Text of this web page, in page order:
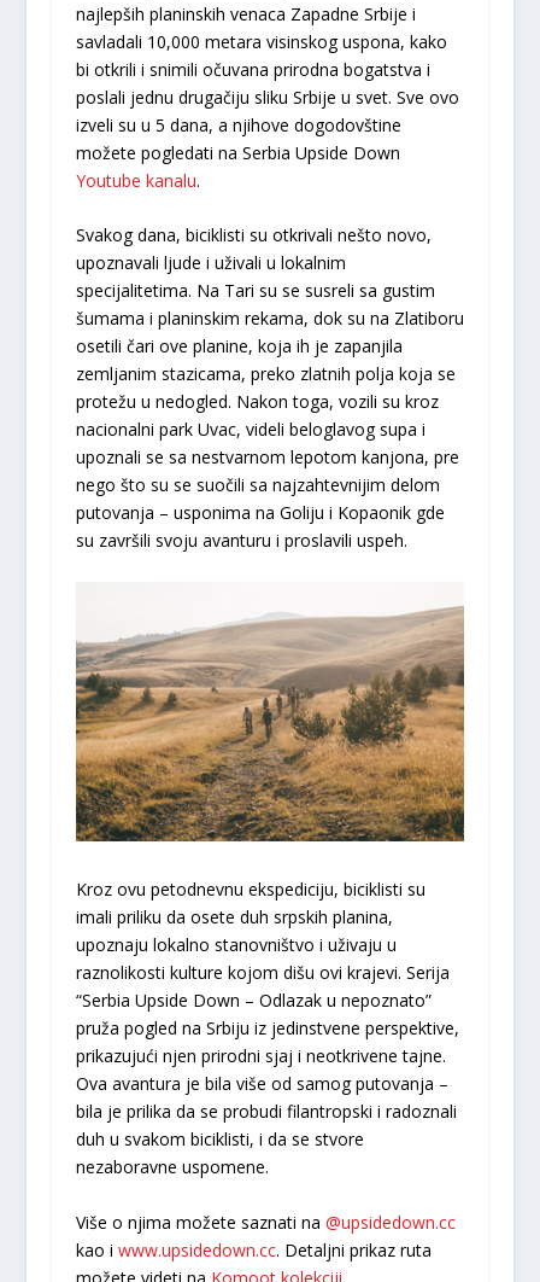
najlepših planinskih venaca Zapadne Srbije i
savladali 10,000 metara visinskog uspona, kako
bi otkrili i snimili očuvana prirodna bogatstva i
poslali jednu drugačiju sliku Srbije u svet. Sve ovo
izveli su u 5 dana, a njihove dogodovštine
možete pogledati na Serbia Upside Down
Youtube kanalu.
Svakog dana, biciklisti su otkrivali nešto novo,
upoznavali ljude i uživali u lokalnim
specijalitetima. Na Tari su se susreli sa gustim
šumama i planinskim rekama, dok su na Zlatiboru
osetili čari ove planine, koja ih je zapanjila
zemljanim stazicama, preko zlatnih polja koja se
protežu u nedogled. Nakon toga, vozili su kroz
nacionalni park Uvac, videli beloglavog supa i
upoznali se sa nestvarnom lepotom kanjona, pre
nego što su se suočili sa najzahtevnijim delom
putovanja – usponima na Goliju i Kopaonik gde
su završili svoju avanturu i proslavili uspeh.
Kroz ovu petodnevnu ekspediciju, biciklisti su
imali priliku da osete duh srpskih planina,
upoznaju lokalno stanovništvo i uživaju u
raznolikosti kulture kojom dišu ovi krajevi. Serija
“Serbia Upside Down – Odlazak u nepoznato”
pruža pogled na Srbiju iz jedinstvene perspektive,
prikazujući njen prirodni sjaj i neotkrivene tajne.
Ova avantura je bila više od samog putovanja –
bila je prilika da se probudi filantropski i radoznali
duh u svakom biciklisti, i da se stvore
nezaboravne uspomene.
Više o njima možete saznati na @upsidedown.cc
kao i www.upsidedown.cc. Detaljni prikaz ruta
možete videti na Komoot kolekciji.